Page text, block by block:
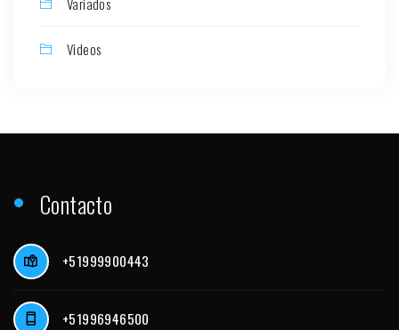
Videos
Contacto
+51999900443
+51996946500